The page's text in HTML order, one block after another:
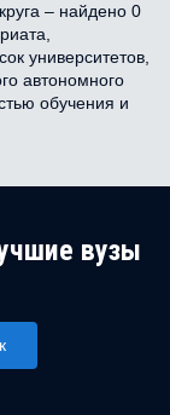
– найдено 0
университетов,
автономного
обучения и
вузы